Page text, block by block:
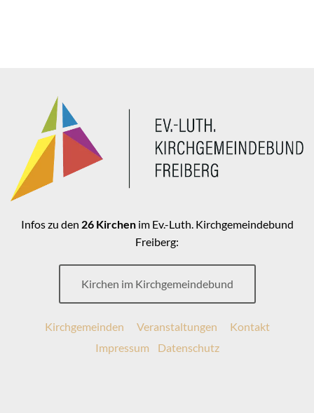
Infos zu den 26 Kirchenim Ev.-Luth. Kirchgemeindebund
Freiberg:
Kirchen im Kirchgemeindebund
Kirchgemeinden Veranstaltungen
Kontakt
Impressum
Datenschutz